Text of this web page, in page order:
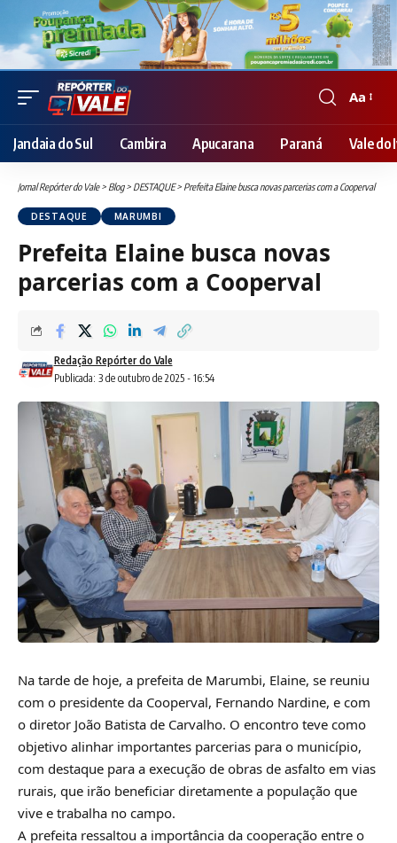
Font
Resizer
Aa
Jandaia do Sul Cambira Apucarana Paraná Vale do
Jornal Repórter do Vale> Blog> DESTAQUE> Prefeita Elaine busca novas parcerias com a Cooperval
DESTAQUE MARUMBI
Prefeita Elaine busca novas
parcerias com a Cooperval
Publicada: 3 de outubro de 2025 - 16:54
Redação Repórter do Vale
Na tarde de hoje, a prefeita de Marumbi, Elaine, se reuniu
com o presidente da Cooperval, Fernando Nardine, e com
o diretor João Batista de Carvalho. O encontro teve como
objetivo alinhar importantes parcerias para o município,
com destaque para a execução de obras de asfalto em vias
rurais, que irão beneficiar diretamente a população que
vive e trabalha no campo.
A prefeita ressaltou a importância da cooperação entre o